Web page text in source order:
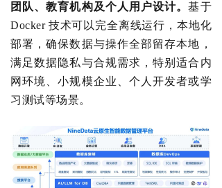
团队、教育机构及个人用户设计。基于
Docker 技术可以完全离线运行，本地化
部署，确保数据与操作全部留存本地，
满足数据隐私与合规需求 ，特别适合内
网环境、小规模企业
个人开发者或学
习测试等场景。